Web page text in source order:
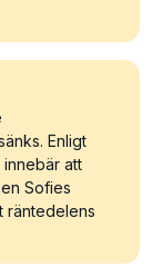
Enligt
att
Sofies
räntedelens